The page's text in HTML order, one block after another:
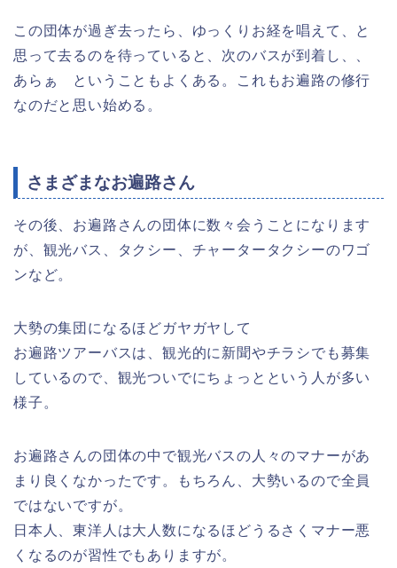
この団体が過ぎ去ったら、ゆっくりお経を唱えて、と
思って去るのを待っていると、次のバスが到着し、、
あらぁ ということもよくある。これもお遍路の修行
なのだと思い始める。
さまざまなお遍路さん
その後、お遍路さんの団体に数々会うことになります
が、観光バス、タクシー、チャータータクシーのワゴ
ンなど。
大勢の集団になるほどガヤガヤして
お遍路ツアーバスは、観光的に新聞やチラシでも募集
しているので、観光ついでにちょっとという人が多い
様子。
お遍路さんの団体の中で観光バスの人々のマナーがあ
まり良くなかったです。もちろん、大勢いるので全員
ではないですが。
日本人、東洋人は大人数になるほどうるさくマナー悪
くなるのが習性でもありますが。